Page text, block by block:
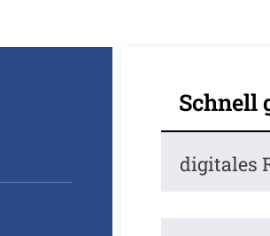
Schnell
digitales